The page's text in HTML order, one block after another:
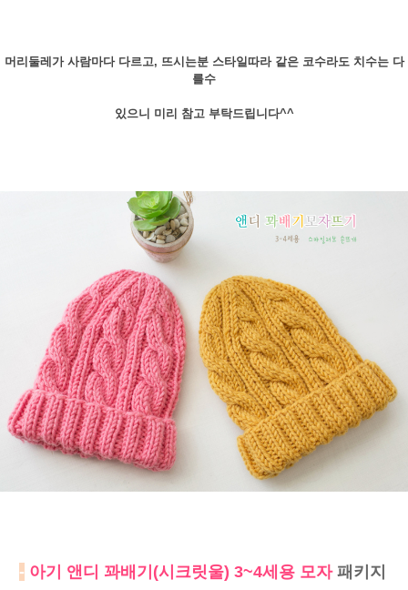
머리둘레가 사람마다 다르고, 뜨시는분 스타일따라 같은 코수라도 치수는 다
를수
있으니 미리 참고 부탁드립니다^^
- 아기 앤디 꽈배기(시크릿울) 3~4세용 모자 패키지